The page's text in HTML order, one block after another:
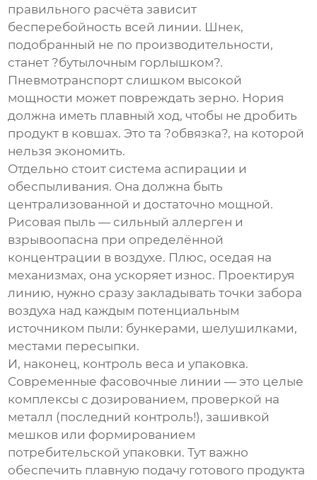
правильного расчёта зависит
бесперебойность всей линии. Шнек,
подобранный не по производительности,
станет ?бутылочным горлышком?.
Пневмотранспорт слишком высокой
мощности может повреждать зерно. Нория
должна иметь плавный ход, чтобы не дробить
продукт в ковшах. Это та ?обвязка?, на которой
нельзя экономить.
Отдельно стоит система аспирации и
обеспыливания. Она должна быть
централизованной и достаточно мощной.
Рисовая пыль — сильный аллерген и
взрывоопасна при определённой
концентрации в воздухе. Плюс, оседая на
механизмах, она ускоряет износ. Проектируя
линию, нужно сразу закладывать точки забора
воздуха над каждым потенциальным
источником пыли: бункерами, шелушилками,
местами пересыпки.
И, наконец, контроль веса и упаковка.
Современные фасовочные линии — это целые
комплексы с дозированием, проверкой на
металл (последний контроль!), зашивкой
мешков или формированием
потребительской упаковки. Тут важно
обеспечить плавную подачу готового продукта